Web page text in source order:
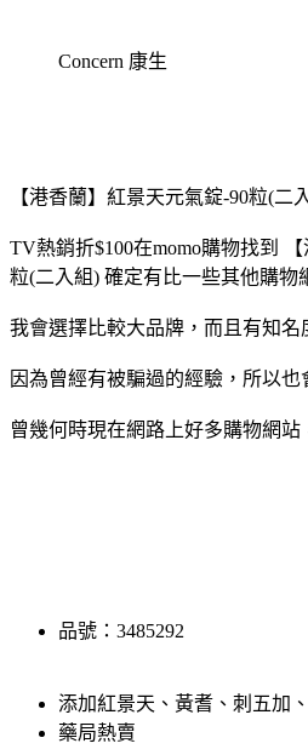
Concern 康生
【港香蘭】紅景天元氣錠-90粒(二
TV熱銷折$100在momo購物找到
粒(二入組) 確定有比一些其他購物
我會選擇比較大品牌，而且有知名
因為曾經有被騙過的經驗，所以也
曾幾何時現在網路上好多購物網站
品號：3485292
添加紅景天、黃耆、刺五加
藥局熱賣